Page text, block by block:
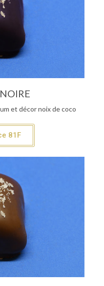
et décor noix de coco
81F